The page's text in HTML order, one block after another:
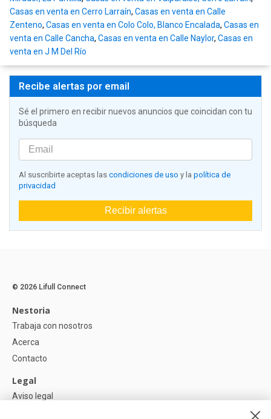
Casas en venta en Cerro Larraín, Casas en venta en Calle
Zenteno, Casas en venta en Colo Colo, Blanco Encalada, Casas en
venta en Calle Cancha, Casas en venta en Calle Naylor, Casas en
venta en J M Del Río
Recibe alertas por email
Sé el primero en recibir nuevos anuncios que coincidan con tu
búsqueda
Al suscribirte aceptas las condiciones de uso y la política de
privacidad
Recibir alertas
© 2026 Lifull Connect
Nestoria
Trabaja con nosotros
Acerca
Contacto
Legal
Aviso legal